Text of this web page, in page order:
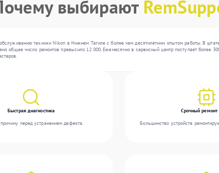
выбирают
техники Nikon в Нижнем Тагиле с более чем десятилетним опытом работы. В
общее число ремонтов превысило 12 000. Ежемесячно в сервисный центр поступает более
Быстрая диагностика
перед устранением дефекта.
Срочный ремонт
Большинство устройств